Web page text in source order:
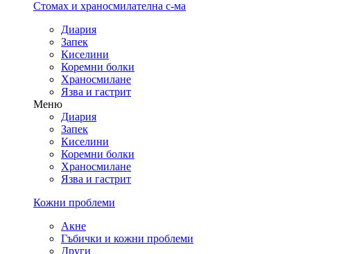
Стомах и храносмилателна с-ма
Диария
Запек
Киселини
Коремни болки
Храносмилане
Язва и гастрит
Меню
Диария
Запек
Киселини
Коремни болки
Храносмилане
Язва и гастрит
Кожни проблеми
Акне
Гъбички и кожни проблеми
Други